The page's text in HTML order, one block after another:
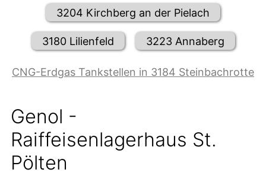
3204 Kirchberg an der Pielach
3180 Lilienfeld 3223 Annaberg
CNG-Erdgas Tankstellen in 3184 Steinbachrotte
Genol -
Raiffeisenlagerhaus St.
Pölten